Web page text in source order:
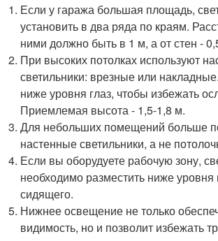
Если у гаража большая площадь,
установить в два ряда по краям.
ними должно быть в 1 м, а от стен -
При высоких потолках используют
светильники: врезные или
ниже уровня глаз, чтобы избежать
Приемлемая высота - 1,5-1,8 м.
Для небольших помещений больше
настенные светильники, а не
Если вы оборудуете рабочую зону,
необходимо разместить ниже уровня
сидящего.
Нижнее освещение не только
видимость, но и позволит избежать